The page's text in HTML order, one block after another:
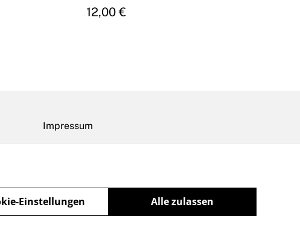
12,00 €
Impressum
Alle zulassen
Einstellungen